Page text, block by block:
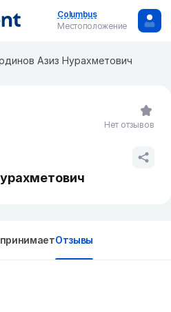
Columbus
Местоположение
Азиз Нурахметович
Нет отзывов
Отзывы